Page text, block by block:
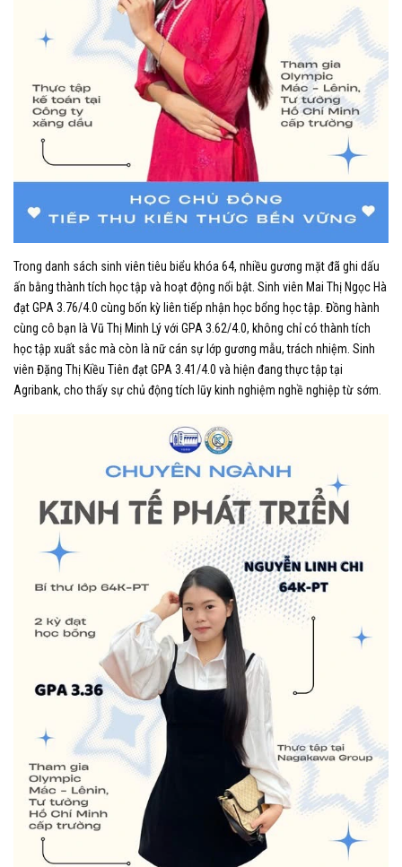
Trong danh sách sinh viên tiêu biểu khóa 64, nhiều gương mặt đã ghi dấu
ấn bằng thành tích học tập và hoạt động nổi bật. Sinh viên Mai Thị Ngọc Hà
đạt GPA 3.76/4.0 cùng bốn kỳ liên tiếp nhận học bổng học tập. Đồng hành
cùng cô bạn là Vũ Thị Minh Lý với GPA 3.62/4.0, không chỉ có thành tích
học tập xuất sắc mà còn là nữ cán sự lớp gương mẫu, trách nhiệm. Sinh
viên Đặng Thị Kiều Tiên đạt GPA 3.41/4.0 và hiện đang thực tập tại
Agribank, cho thấy sự chủ động tích lũy kinh nghiệm nghề nghiệp từ sớm.